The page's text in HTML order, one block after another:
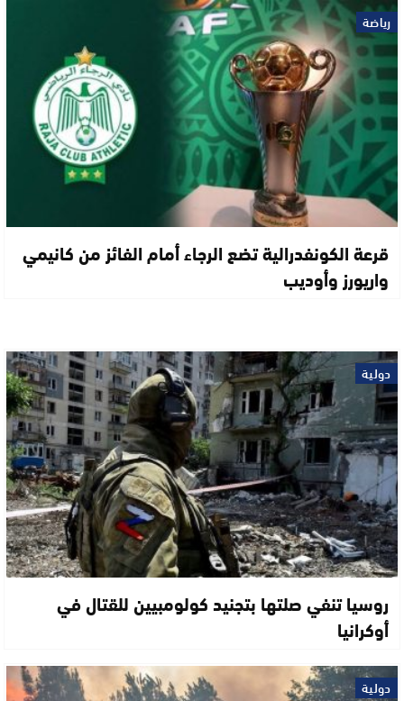
رياضة
قرعة الكونفدرالية تضع الرجاء أمام الفائز من كانيمي
واريورز وأوديب
دولية
روسيا تنفي صلتها بتجنيد كولومبيين للقتال في
أوكرانيا
دولية